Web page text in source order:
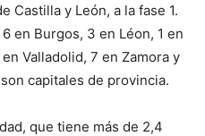
Castilla y León, a la fase 1.
en Burgos, 3 en Léon, 1 en
Valladolid, 7 en Zamora y
capitales de provincia.
que tiene más de 2,4